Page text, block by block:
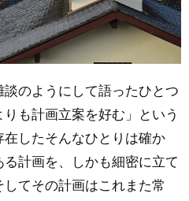
のようにして語ったひとつ
も計画立案を好む」という
したそんなひとりは確か
計画を、しかも細密に立て
てその計画はこれまた常